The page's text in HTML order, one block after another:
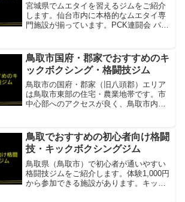
宮城県でムエタイを習えるジムをご紹介
します。仙台市内に本格的なムエタイ専
門施設が揃っています。PCK連闘会 パー
長年の実績を持つ項目内容所在地／最寄
駅宮城県名取市手...
鳥取市国府・郡家でおすすめのキ
ックボクシング・格闘技ジム
鳥取市の国府・郡家（旧八頭郡）エリア
は鳥取市東部の住宅・農業地帯です。市
中心部へのアクセスが良く、鳥取市内の
から車約20分の鳥取市。MMA・キックボ
クシング・柔術・...
鳥取でおすすめの初心者向け格闘
技・キックボクシングジム
鳥取県（鳥取市）で初心者が通いやすい
格闘技ジムをご紹介します。体験1,000円
から参加できる施設があります。キック